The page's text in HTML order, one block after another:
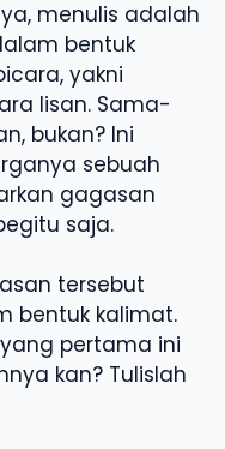
menulis adalah
bentuk
yakni
lisan. Sama-
bukan? Ini
sebuah
gagasan
saja.
tersebut
bentuk kalimat.
yang pertama ini
kan? Tulislah